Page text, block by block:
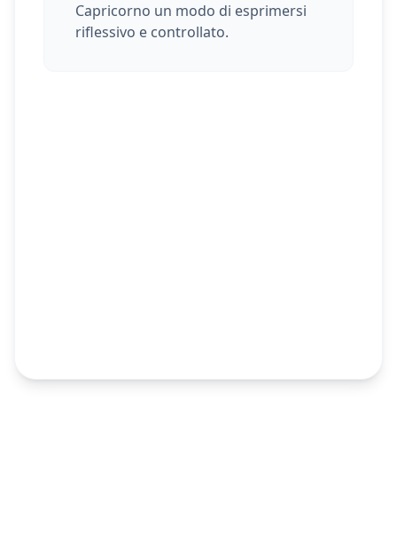
Capricorno un modo di esprimersi
riflessivo e controllato.